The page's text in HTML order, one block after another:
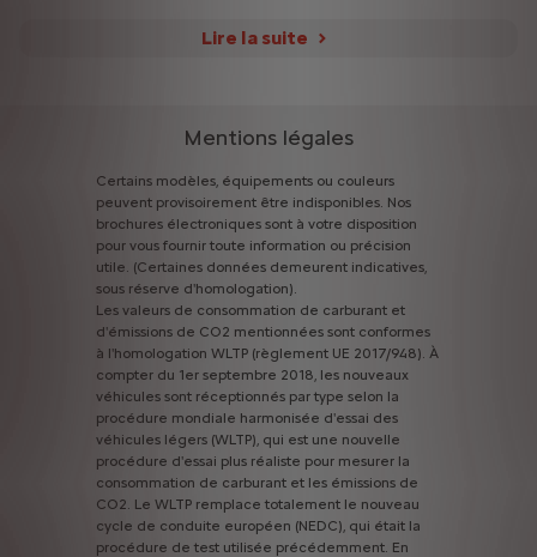
Lire la suite
Mentions légales
Certains modèles, équipements ou couleurs
peuvent provisoirement être indisponibles. Nos
brochures électroniques sont à votre disposition
pour vous fournir toute information ou précision
utile. (Certaines données demeurent indicatives,
sous réserve d'homologation).
Les valeurs de consommation de carburant et
d'émissions de CO2 mentionnées sont conformes
à l'homologation WLTP (règlement UE 2017/948). À
compter du 1er septembre 2018, les nouveaux
véhicules sont réceptionnés par type selon la
procédure mondiale harmonisée d'essai des
véhicules légers (WLTP), qui est une nouvelle
procédure d'essai plus réaliste pour mesurer la
consommation de carburant et les émissions de
CO2. Le WLTP remplace totalement le nouveau
cycle de conduite européen (NEDC), qui était la
procédure de test utilisée précédemment. En